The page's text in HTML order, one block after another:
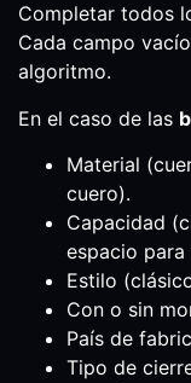
Completar todos
Cada campo
algoritmo.
En el caso de las
Material
cuero).
Capacidad
espacio para
Estilo
Con o sin
País de
Tipo de